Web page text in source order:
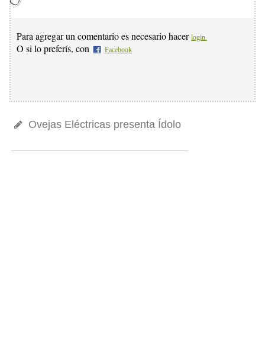
Para agregar un comentario es necesario hacer login.
O si lo preferís, con Facebook
Ovejas Eléctricas presenta Ídolo